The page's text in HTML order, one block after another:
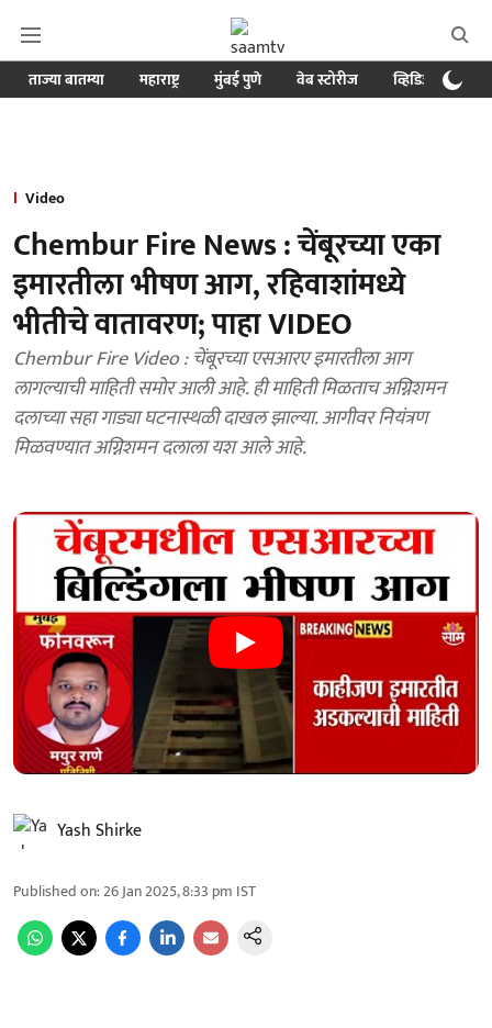
ताज्या बातम्या महाराष्ट्र मुंबई पुणे वेब स्टोरीज व्हिडिओ
Video
Chembur Fire News : चेंबूरच्या एका
इमारतीला भीषण आग, रहिवाशांमध्ये
भीतीचे वातावरण; पाहा VIDEO
Chembur Fire Video : चेंबूरच्या एसआरए इमारतीला आग
लागल्याची माहिती समोर आली आहे. ही माहिती मिळताच अग्निशमन
दलाच्या सहा गाड्या घटनास्थळी दाखल झाल्या. आगीवर नियंत्रण
मिळवण्यात अग्निशमन दलाला यश आले आहे.
Yash Shirke
Published on:26 Jan 2025, 8:33 pm IST